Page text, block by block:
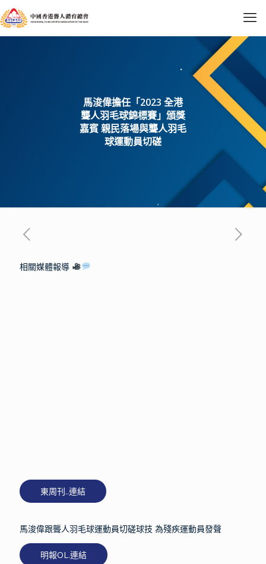
馬浚偉擔任「2023 全港
聾人羽毛球錦標賽」頒獎
嘉賓 親民落場與聾人羽毛
球運動員切磋
相關媒體報導
東周刊..連結
馬浚偉跟聾人羽毛球運動員切磋球技 為殘疾運動員發聲
明報OL.連結